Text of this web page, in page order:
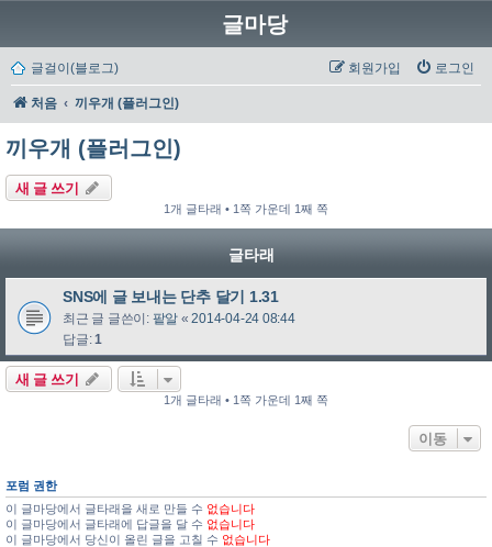
글마당
글걸이(블로그) 로그인
회원가입
처음 끼우개 (플러그인)
끼우개 (플러그인)
새 글 쓰기
1개 글타래 • 1쪽 가운데 1째 쪽
글타래
SNS에 글 보내는 단추 달기 1.31
최근 글 글쓴이: 팥알 «2014-04-24 08:44
답글:1
새 글 쓰기
1개 글타래 • 1쪽 가운데 1째 쪽
이동
포럼 권한
이 글마당에서 글타래을 새로 만들 수 없습니다
이 글마당에서 글타래에 답글을 달 수 없습니다
이 글마당에서 당신이 올린 글을 고칠 수 없습니다